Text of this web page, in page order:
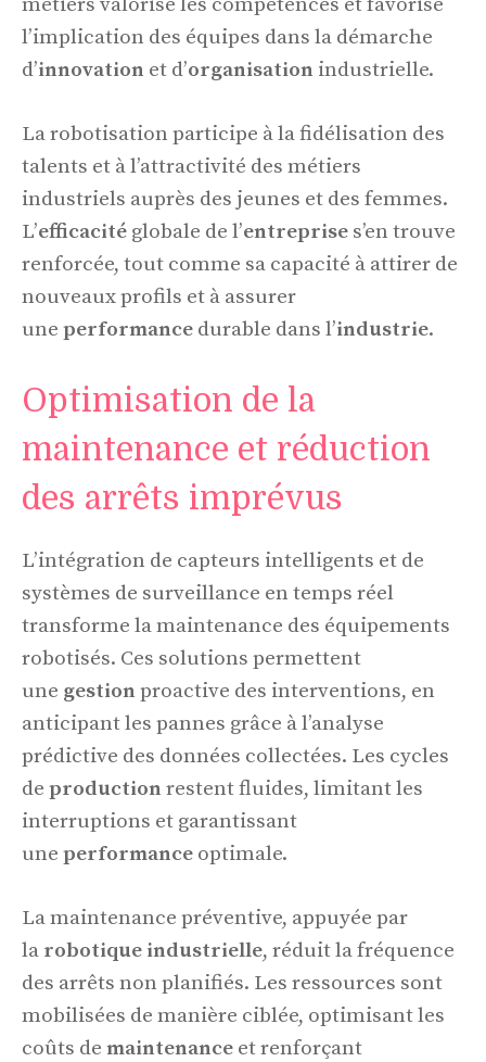
l’implication des équipes dans la démarche
d’innovation et d’organisation industrielle.
La robotisation participe à la fidélisation des
talents et à l’attractivité des métiers
industriels auprès des jeunes et des femmes.
L’efficacité globale de l’entreprise s’en trouve
renforcée, tout comme sa capacité à attirer de
nouveaux profils et à assurer
une performance durable dans l’industrie.
Optimisation de la
maintenance et réduction
des arrêts imprévus
L’intégration de capteurs intelligents et de
systèmes de surveillance en temps réel
transforme la maintenance des équipements
robotisés. Ces solutions permettent
une gestion proactive des interventions, en
anticipant les pannes grâce à l’analyse
prédictive des données collectées. Les cycles
de production restent fluides, limitant les
interruptions et garantissant
une performance optimale.
La maintenance préventive, appuyée par
la robotique industrielle, réduit la fréquence
des arrêts non planifiés. Les ressources sont
mobilisées de manière ciblée, optimisant les
coûts de maintenance et renforçant